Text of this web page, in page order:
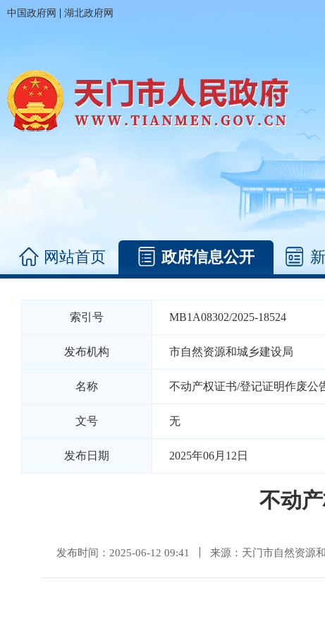
中国政府网 | 湖北政府网
网站首页 政府信息公开
索引号 MB1A08302/2025-18524
发布机构 市自然资源和城乡建设局
名称 不动产权证书/登记证明作废公
文号 无
发布日期 2025年06月12日
不动
发布时间：2025-06-12 09:41 来源：天门市自然资源